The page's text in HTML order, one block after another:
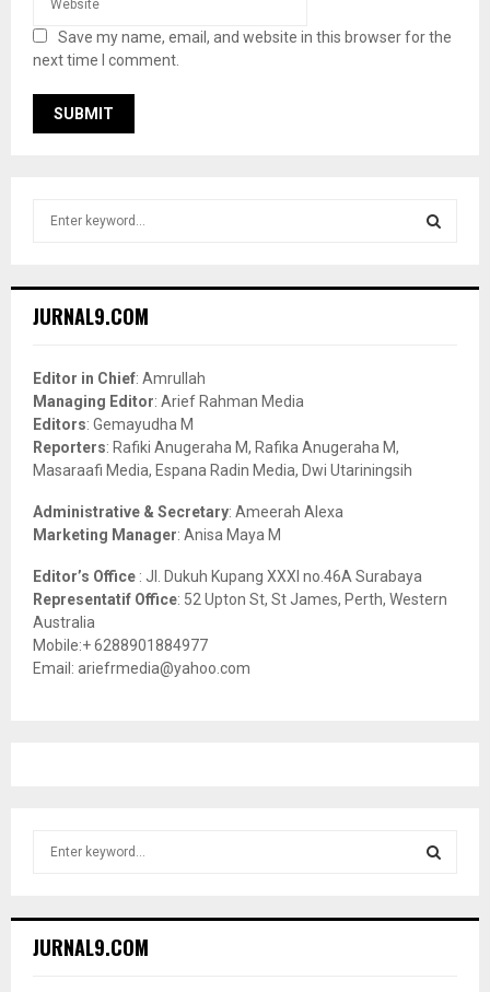
Save my name, email, and website in this browser for the
next time I comment.
h
o
r
:
JURNAL9.COM
Editor in Chief: Amrullah
Managing Editor: Arief Rahman Media
Editors: Gemayudha M
Reporters: Rafiki Anugeraha M, Rafika Anugeraha M,
Masaraafi Media, Espana Radin Media, Dwi Utariningsih
Administrative & Secretary: Ameerah Alexa
Marketing Manager: Anisa Maya M
Editor’s Office : Jl. Dukuh Kupang XXXI no.46A Surabaya
Representatif Office: 52 Upton St, St James, Perth, Western
Australia
Mobile:+ 6288901884977
Email: ariefrmedia@yahoo.com
h
JURNAL9.COM